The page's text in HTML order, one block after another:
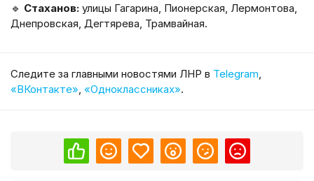
🔹 Стаханов: улицы Гагарина, Пионерская, Лермонтова,
Днепровская, Дегтярева, Трамвайная.
Cледите за главными новостями ЛНР в Telegram
«ВКонтакте» «Одноклассниках».